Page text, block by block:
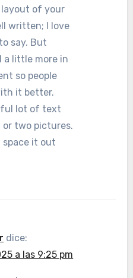
of your
written; I love
say. But
a little more in
so people
it better.
lot of text
or two pictures.
space it out
dice:
a las 9:25 pm